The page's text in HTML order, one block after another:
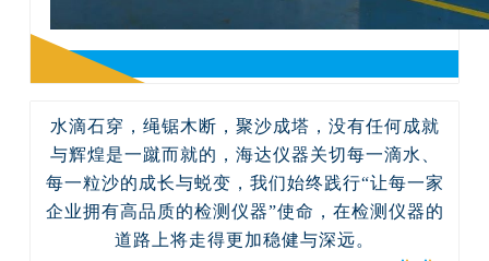
水滴石穿，绳锯木断，聚沙成塔，没有任何成就
与辉煌是一蹴而就的，海达仪器关切每一滴水、
每一粒沙的成长与蜕变，我们始终践行“让每一家
企业拥有高品质的检测仪器”使命，在检测仪器的
道路上将走得更加稳健与深远。